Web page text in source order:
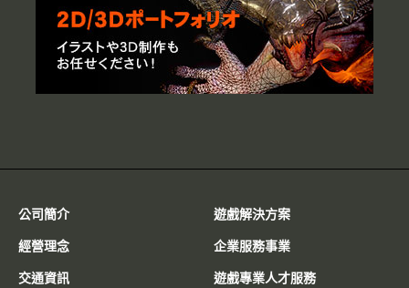
公司簡介
經營理念
交通資訊
遊戲解決方案
企業服務事業
遊戲專業人才服務